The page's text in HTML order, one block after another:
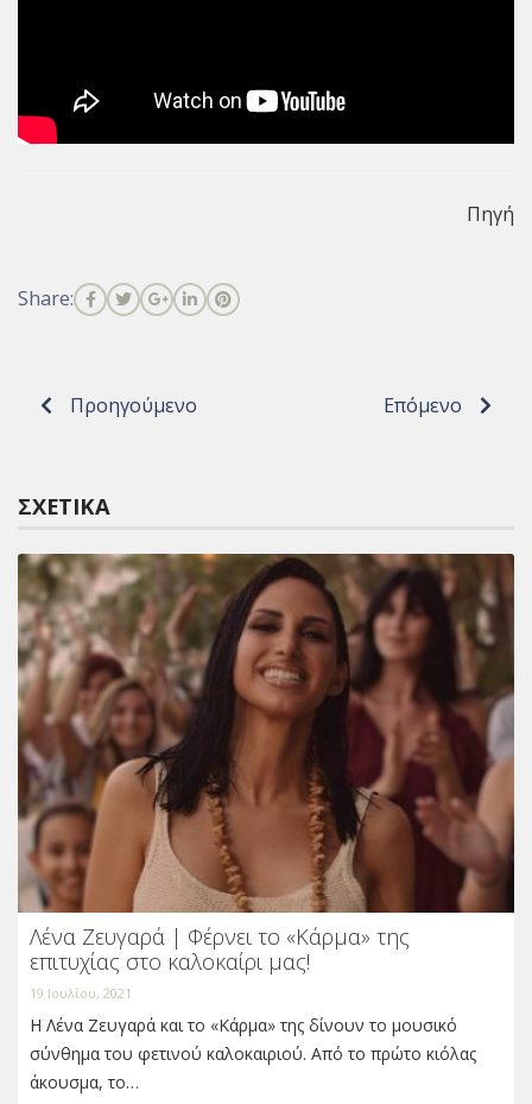
Πηγή
Share:
Προηγούμενο Επόμενο
ΣΧΕΤΙΚΆ
Λένα Ζευγαρά | Φέρνει το «Κάρμα» της
επιτυχίας στο καλοκαίρι μας!
19 Ιουλίου, 2021
Η Λένα Ζευγαρά και το «Κάρμα» της δίνουν το μουσικό
σύνθημα του φετινού καλοκαιριού. Από το πρώτο κιόλας
άκουσμα, το…